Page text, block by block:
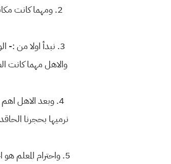
2. ومهما كانت
3. نبدأ اولا من :-
والاهل مهما كانت
4. وبعد الاهل
نرميها بحجرنا
5. واحترام المعلم